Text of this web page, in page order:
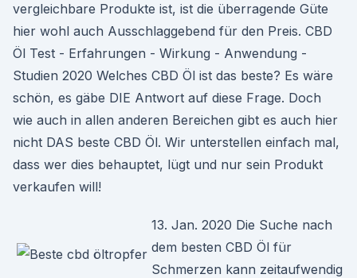
vergleichbare Produkte ist, ist die überragende Güte
hier wohl auch Ausschlaggebend für den Preis. CBD
Öl Test - Erfahrungen - Wirkung - Anwendung -
Studien 2020 Welches CBD Öl ist das beste? Es wäre
schön, es gäbe DIE Antwort auf diese Frage. Doch
wie auch in allen anderen Bereichen gibt es auch hier
nicht DAS beste CBD Öl. Wir unterstellen einfach mal,
dass wer dies behauptet, lügt und nur sein Produkt
verkaufen will!
13. Jan. 2020 Die Suche nach
dem besten CBD Öl für
Schmerzen kann zeitaufwendig